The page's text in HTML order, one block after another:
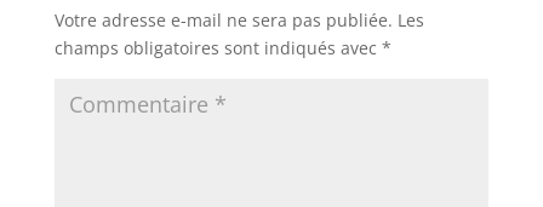
Votre adresse e-mail ne sera pas publiée. Les
champs obligatoires sont indiqués avec *